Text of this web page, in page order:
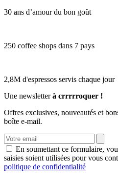
30 ans d’amour du bon goût
250 coffee shops dans 7 pays
2,8M d'espressos servis chaque jour
Une newsletterà crrrrroquer !
Offres exclusives, nouveautés et
boîte e-mail.
En soumettant ce formulaire,
saisies soient utilisées pour vous
politique de confidentialité